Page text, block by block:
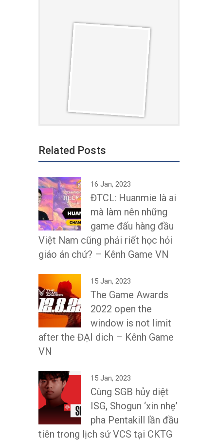
Related Posts
16 Jan, 2023
ĐTCL: Huanmie là ai
mà làm nên những
game đấu hàng đầu
Việt Nam cũng phải riết học hỏi
giáo án chứ? – Kênh Game VN
15 Jan, 2023
The Game Awards
2022 open the
window is not limit
after the ĐẠI dich – Kênh Game
VN
15 Jan, 2023
Cùng SGB hủy diệt
ISG, Shogun ‘xin nhẹ’
pha Pentakill lần đầu
tiên trong lịch sử VCS tại CKTG